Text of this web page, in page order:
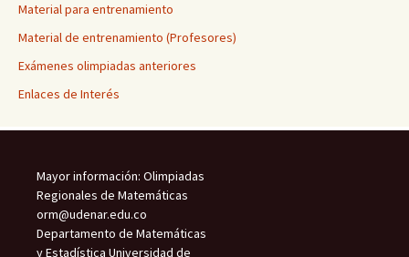
Material para entrenamiento
Material de entrenamiento (Profesores)
Exámenes olimpiadas anteriores
Enlaces de Interés
Mayor información: Olimpiadas
Regionales de Matemáticas
orm@udenar.edu.co
Departamento de Matemáticas
y Estadística Universidad de